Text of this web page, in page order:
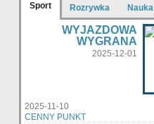
Sport Rozrywka Nauka
WYJAZDOWA
WYGRANA
2025-12-01
2025-11-10
CENNY PUNKT